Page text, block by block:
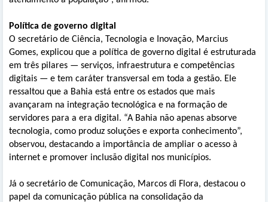
Política de governo digital
O secretário de Ciência, Tecnologia e Inovação, Marcius
Gomes, explicou que a política de governo digital é estruturada
em três pilares — serviços, infraestrutura e competências
digitais — e tem caráter transversal em toda a gestão. Ele
ressaltou que a Bahia está entre os estados que mais
avançaram na integração tecnológica e na formação de
servidores para a era digital. “A Bahia não apenas absorve
tecnologia, como produz soluções e exporta conhecimento”,
observou, destacando a importância de ampliar o acesso à
internet e promover inclusão digital nos municípios.
Já o secretário de Comunicação, Marcos di Flora, destacou o
papel da comunicação pública na consolidação da